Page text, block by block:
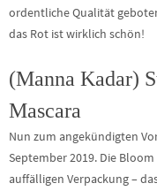
ordentliche Qualität
das Rot ist wirklich schön!
(Manna Kadar)
Mascara
Nun zum angekündigten
September 2019. Die
auffälligen Verpackung –